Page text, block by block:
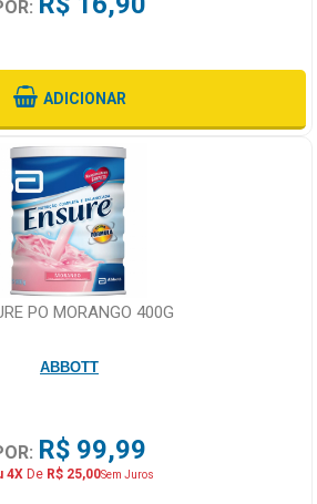
ADICIONAR
PO MORANGO 400G
ABBOTT
R$ 99,99
4XDe R$ 25,00Sem Juros